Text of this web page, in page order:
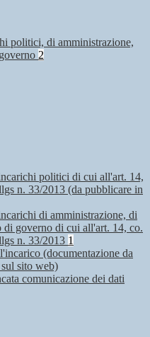
politici, di amministrazione,
2
politici di cui all'art. 14,
n. 33/2013 (da pubblicare in
di amministrazione, di
di governo di cui all'art. 14, co.
n. 33/2013 1
(documentazione da
sito web)
comunicazione dei dati